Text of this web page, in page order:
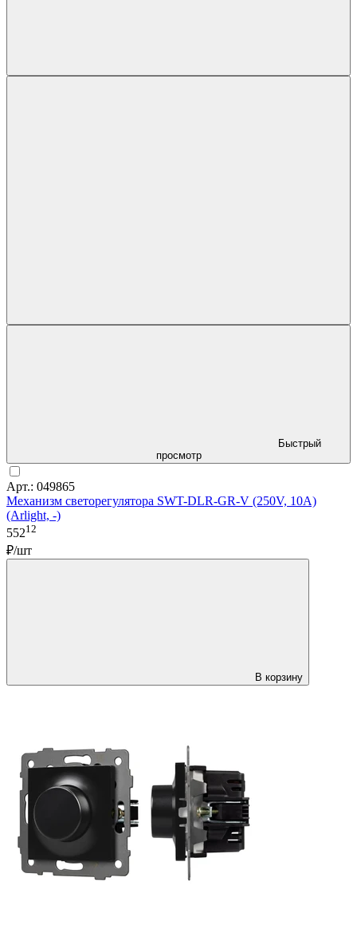
Быстрый
просмотр
Арт.: 049865
Механизм светорегулятора SWT-DLR-GR-V (250V, 10A)
(Arlight, -)
55212
₽/шт
В корзину